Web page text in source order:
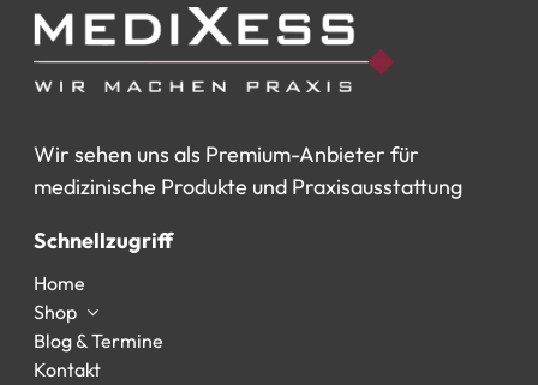
Wir sehen uns als Premium-Anbieter für
medizinische Produkte und Praxisausstattung
Schnellzugriff
Home
Shop
Blog & Termine
Kontakt